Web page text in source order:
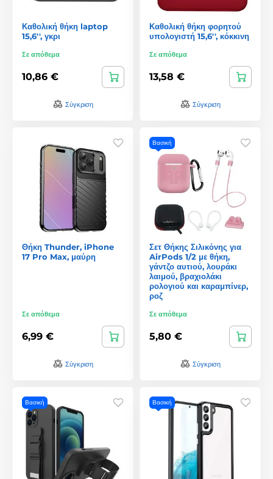
Καθολική θήκη laptop
15,6'', γκρι
Σε απόθεμα
10,86 €
Σύγκριση
Καθολική θήκη φορητού
υπολογιστή 15,6'', κόκκινη
Σε απόθεμα
13,58 €
Σύγκριση
Θήκη Thunder, iPhone
17 Pro Max, μαύρη
Σε απόθεμα
6,99 €
Σύγκριση
Βασική
Σετ Θήκης Σιλικόνης για
AirPods 1/2 με θήκη,
γάντζο αυτιού, λουράκι
λαιμού, βραχιολάκι
ρολογιού και καραμπίνερ,
ροζ
Σε απόθεμα
5,80 €
Σύγκριση
Βασική Βασική